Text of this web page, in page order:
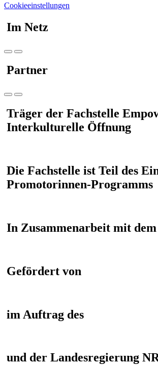
Cookieeinstellungen
Im Netz
Partner
Träger der Fachstelle
Interkulturelle Öffnung
Die Fachstelle ist Teil des
Promotorinnen-Programms
In Zusammenarbeit mit dem
Gefördert von
im Auftrag des
und der Landesregierung